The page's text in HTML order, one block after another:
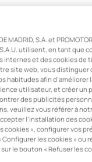
apprendre
et
MADRID, S.A. et
S.A.U. utilisent, en tant que
internes et des cookies de
site web, vous distinguer
habitudes afin d’améliorer
utilisateur, et créer un
des publicités
veuillez vous référer à
l’installation des
cookies », configurer vos
les cookies » ou
le bouton « Refuser les